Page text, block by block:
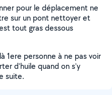
pour le déplacement ne
sur un pont nettoyer et
tout gras dessous
1ere personne à ne pas voir
d'huile quand on s'y
suite.